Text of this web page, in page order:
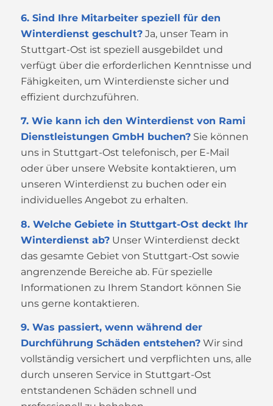
6. Sind Ihre Mitarbeiter speziell für den
Winterdienst geschult?Ja, unser Team in
Stuttgart-Ost ist speziell ausgebildet und
verfügt über die erforderlichen Kenntnisse und
Fähigkeiten, um Winterdienste sicher und
effizient durchzuführen.
7. Wie kann ich den Winterdienst von Rami
Dienstleistungen GmbH buchen?Sie können
uns in Stuttgart-Ost telefonisch, per E-Mail
oder über unsere Website kontaktieren, um
unseren Winterdienst zu buchen oder ein
individuelles Angebot zu erhalten.
8. Welche Gebiete in Stuttgart-Ost deckt Ihr
Winterdienst ab?Unser Winterdienst deckt
das gesamte Gebiet von Stuttgart-Ost sowie
angrenzende Bereiche ab. Für spezielle
Informationen zu Ihrem Standort können Sie
uns gerne kontaktieren.
9. Was passiert, wenn während der
Durchführung Schäden entstehen?Wir sind
vollständig versichert und verpflichten uns, alle
durch unseren Service in Stuttgart-Ost
entstandenen Schäden schnell und